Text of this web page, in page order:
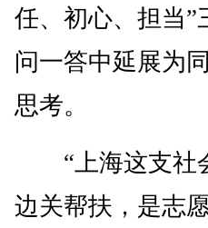
任、初心、担当”
问一答中延展为
思考。
“上海这支社
边关帮扶，是志